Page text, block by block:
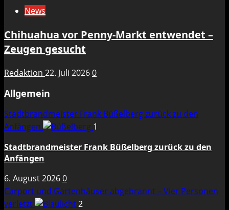
News
Chihuahua vor Penny-Markt entwendet –
Zeugen gesucht
Redaktion 22. Juli 20260
Allgemein
Stadtbrandmeister Frank Büßelberg zurück zu den
Anfängen
1
Stadtbrandmeister Frank Büßelberg zurück zu den
Anfängen
6. August 20260
Carport und Gartenhäuser abgebrannt – Vier Personen
verletzt
2